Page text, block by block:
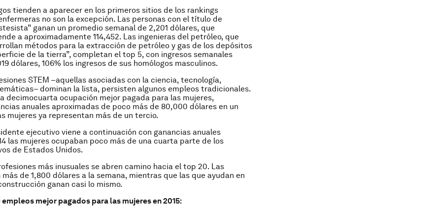
tienden a aparecer en los primeros sitios de los rankings
no son la excepción. Las personas con el título de
ganan un promedio semanal de 2,201 dólares, que
a aproximadamente 114,452. Las ingenieras del petróleo, que
métodos para la extracción de petróleo y gas de los depósitos
de la tierra”, completan el top 5, con ingresos semanales
dólares, 106% los ingresos de sus homólogos masculinos.
STEM –aquellas asociadas con la ciencia, tecnología,
dominan la lista, persisten algunos empleos tradicionales.
decimocuarta ocupación mejor pagada para las mujeres,
anuales aproximadas de poco más de 80,000 dólares en un
mujeres ya representan más de un tercio.
ejecutivo viene a continuación con ganancias anuales
las mujeres ocupaban poco más de una cuarta parte de los
de Estados Unidos.
más inusuales se abren camino hacia el top 20. Las
de 1,800 dólares a la semana, mientras que las que ayudan en
ganan casi lo mismo.
mejor pagados para las mujeres en 2015: